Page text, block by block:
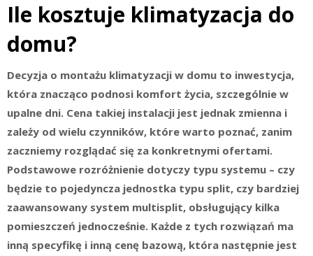
Ile kosztuje klimatyzacja do
domu?
Decyzja o montażu klimatyzacji w domu to inwestycja,
która znacząco podnosi komfort życia, szczególnie w
upalne dni. Cena takiej instalacji jest jednak zmienna i
zależy od wielu czynników, które warto poznać, zanim
zaczniemy rozglądać się za konkretnymi ofertami.
Podstawowe rozróżnienie dotyczy typu systemu – czy
będzie to pojedyncza jednostka typu split, czy bardziej
zaawansowany system multisplit, obsługujący kilka
pomieszczeń jednocześnie. Każde z tych rozwiązań ma
inną specyfikę i inną cenę bazową, która następnie jest